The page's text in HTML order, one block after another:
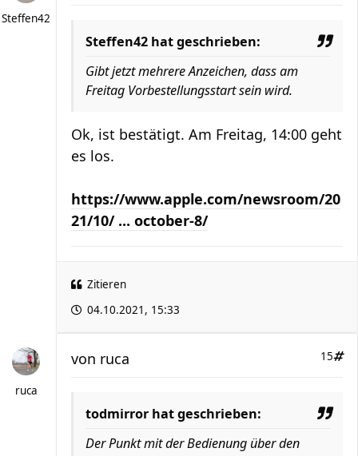
Steffen42
Steffen42 hat geschrieben:
Gibt jetzt mehrere Anzeichen, dass am
Freitag Vorbestellungsstart sein wird.
Ok, ist bestätigt. Am Freitag, 14:00 geht
es los.
https://www.apple.com/newsroom/20
21/10/ ... october-8/
Zitieren
04.10.2021, 15:33
ruca
15
von ruca
todmirror hat geschrieben:
Der Punkt mit der Bedienung über den